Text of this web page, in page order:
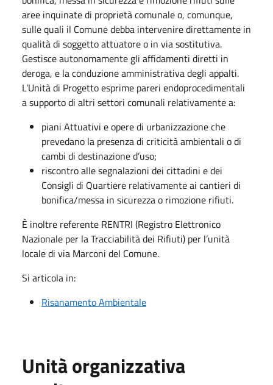
aree inquinate di proprietà comunale o, comunque,
sulle quali il Comune debba intervenire direttamente in
qualità di soggetto attuatore o in via sostitutiva.
Gestisce autonomamente gli affidamenti diretti in
deroga, e la conduzione amministrativa degli appalti.
L’Unità di Progetto esprime pareri endoprocedimentali
a supporto di altri settori comunali relativamente a:
piani Attuativi e opere di urbanizzazione che
prevedano la presenza di criticità ambientali o di
cambi di destinazione d’uso;
riscontro alle segnalazioni dei cittadini e dei
Consigli di Quartiere relativamente ai cantieri di
bonifica/messa in sicurezza o rimozione rifiuti.
È inoltre referente RENTRI (Registro Elettronico
Nazionale per la Tracciabilità dei Rifiuti) per l’unità
locale di via Marconi del Comune.
Si articola in:
Risanamento Ambientale
Unità organizzativa